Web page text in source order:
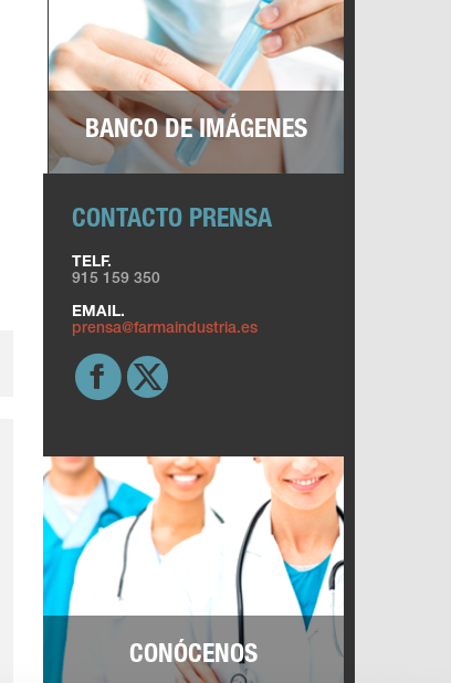
BANCO DE IMÁGENES
CONTACTO PRENSA
TELF.
915 159 350
EMAIL.
prensa@farmaindustria.es
CONÓCENOS